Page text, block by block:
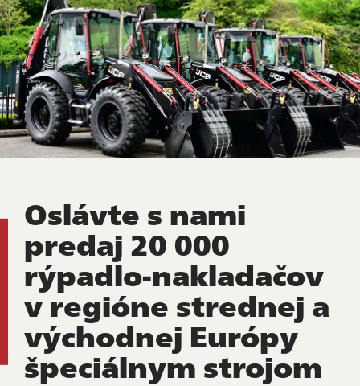
Oslávte s nami
predaj 20 000
rýpadlo-nakladačov
v regióne strednej a
východnej Európy
špeciálnym strojom